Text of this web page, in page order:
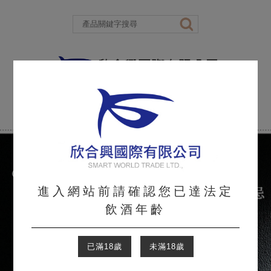
進入網站前請確認您已達法定
飲酒年齡
已滿18歲 未滿18歲